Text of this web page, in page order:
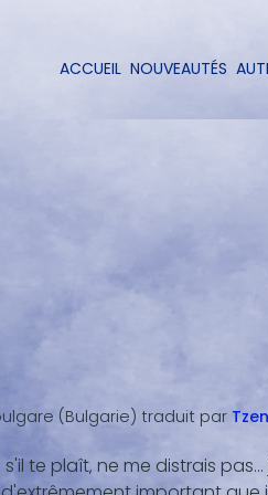
Navigation
ACCUEIL NOUVEAUTÉS
(Bulgarie) traduit par
s'il te plaît‚ ne me distrais